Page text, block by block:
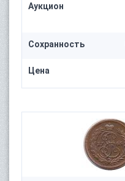
Аукцион
Сохранность
Цена